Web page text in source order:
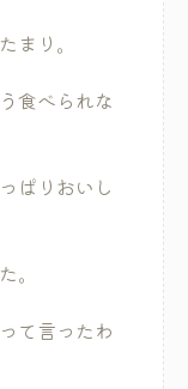
まり。
食べられな
ぱりおいし
。
て言ったわ